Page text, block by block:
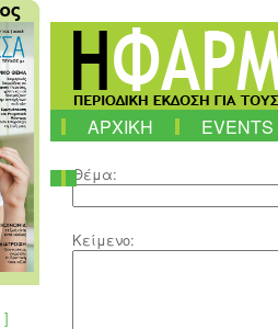
]
ΑΡΧΙΚΗ EVENTS
Θέμα:
Κείμενο: